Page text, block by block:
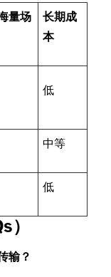
量场
长期成
本
低
中等
低
）
输？